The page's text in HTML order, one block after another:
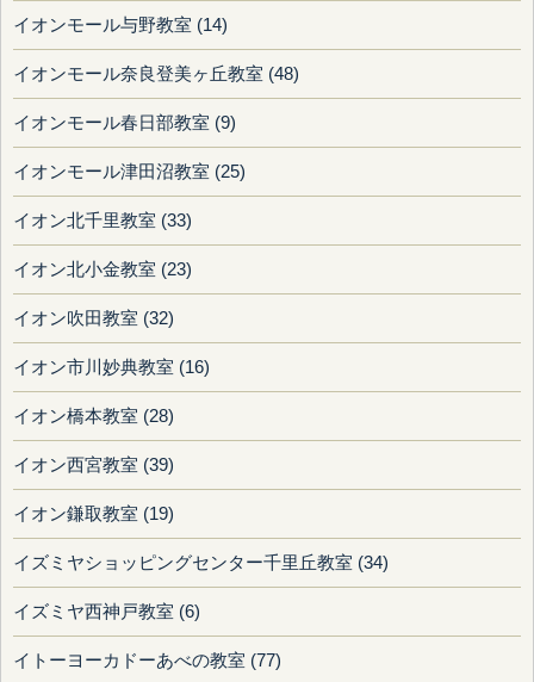
イオンモール与野教室 (14)
イオンモール奈良登美ヶ丘教室 (48)
イオンモール春日部教室 (9)
イオンモール津田沼教室 (25)
イオン北千里教室 (33)
イオン北小金教室 (23)
イオン吹田教室 (32)
イオン市川妙典教室 (16)
イオン橋本教室 (28)
イオン西宮教室 (39)
イオン鎌取教室 (19)
イズミヤショッピングセンター千里丘教室 (34)
イズミヤ西神戸教室 (6)
イトーヨーカドーあべの教室 (77)